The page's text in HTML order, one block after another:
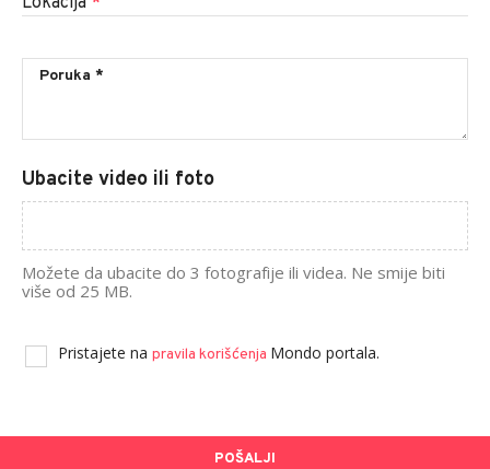
Ubacite video ili foto
Možete da ubacite do 3 fotografije ili videa. Ne smije biti
više od 25 MB.
Pristajete na pravila korišćenja Mondo portala.
POŠALJI